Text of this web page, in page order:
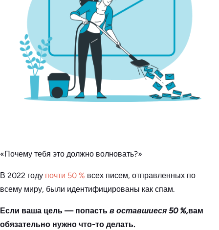
«Почему тебя это должно волновать?»
В 2022 году почти 50 % всех писем, отправленных по
всему миру, были идентифицированы как спам.
Если ваша цель — попасть в оставшиеся 50 %,вам
обязательно нужно что-то делать.